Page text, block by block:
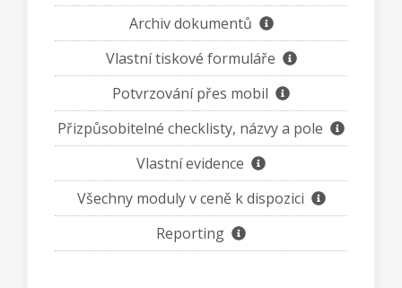
Archiv dokumentů
Vlastní tiskové formuláře
Potvrzování přes mobil
Přizpůsobitelné checklisty, názvy a pole
Vlastní evidence
Všechny moduly v ceně k dispozici
Reporting